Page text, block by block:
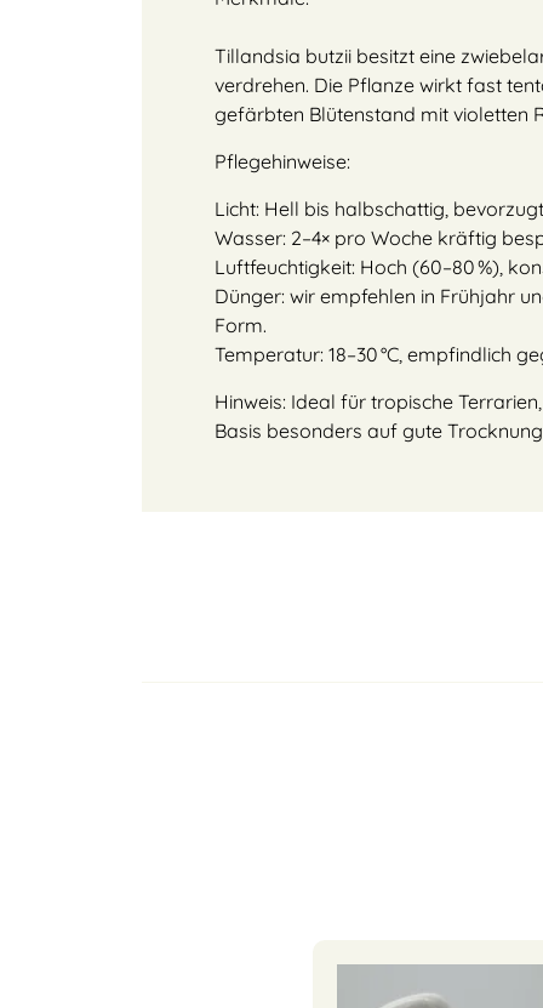
Tillandsia butzii besitzt eine
verdrehen. Die Pflanze wirkt fast
gefärbten Blütenstand mit violetten
Pflegehinweise:
Licht: Hell bis halbschattig,
Wasser: 2–4× pro Woche kräftig
Luftfeuchtigkeit: Hoch (60–80 %),
Dünger: wir empfehlen in Frühjahr
Form.
Temperatur: 18–30 °C, empfindlich
Hinweis: Ideal für tropische
Basis besonders auf gute